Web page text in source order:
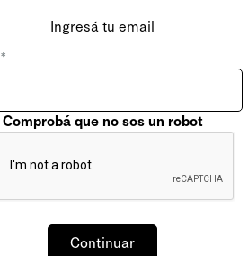
Ingresá tu email
*
Comprobá que no sos un robot